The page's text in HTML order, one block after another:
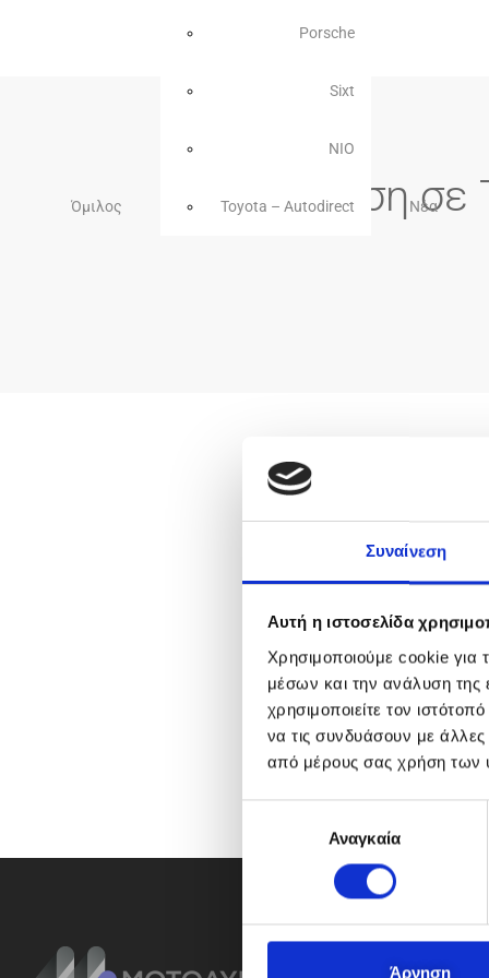
Συναίνεση
Αυτή η ιστοσελίδα
Χρησιμοποιούμε cookie για
μέσων και την ανάλυση της
χρησιμοποιείτε τον
να τις συνδυάσουν με
από μέρους σας χρήση των
ή
Αναγκαία
Άρνηση
Όμιλος
Porsche
Sixt
NIO
Toyota – Autodirect Νέα
Πρόσκληση σε